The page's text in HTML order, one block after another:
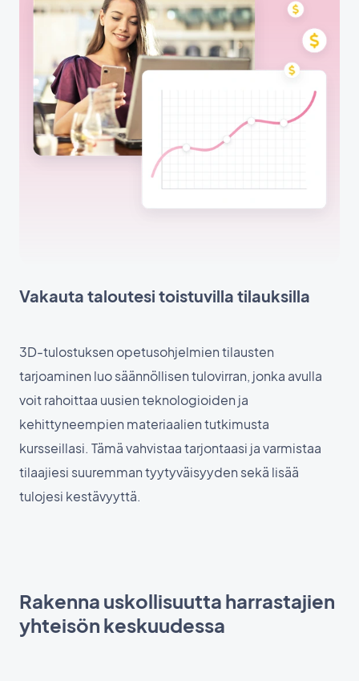
Vakauta taloutesi toistuvilla tilauksilla
3D-tulostuksen opetusohjelmien tilausten
tarjoaminen luo säännöllisen tulovirran, jonka avulla
voit rahoittaa uusien teknologioiden ja
kehittyneempien materiaalien tutkimusta
kursseillasi. Tämä vahvistaa tarjontaasi ja varmistaa
tilaajiesi suuremman tyytyväisyyden sekä lisää
tulojesi kestävyyttä.
Rakenna uskollisuutta harrastajien
yhteisön keskuudessa